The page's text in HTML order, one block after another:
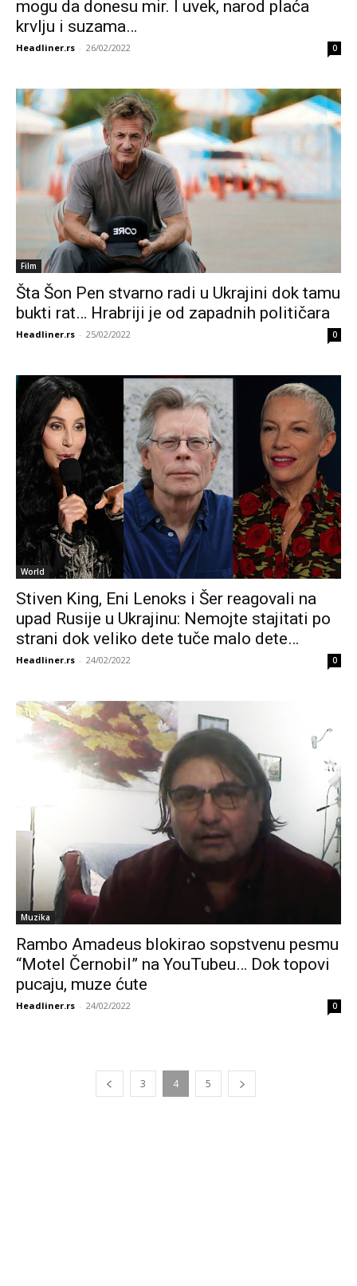
mogu da donesu mir. I uvek, narod plaća
krvlju i suzama…
Headliner.rs - 26/02/2022 0
Film
Šta Šon Pen stvarno radi u Ukrajini dok tamu
bukti rat… Hrabriji je od zapadnih političara
Headliner.rs - 25/02/2022 0
World
Stiven King, Eni Lenoks i Šer reagovali na
upad Rusije u Ukrajinu: Nemojte stajitati po
strani dok veliko dete tuče malo dete…
Headliner.rs - 24/02/2022 0
Muzika
Rambo Amadeus blokirao sopstvenu pesmu
“Motel Černobil” na YouTubeu… Dok topovi
pucaju, muze ćute
Headliner.rs - 24/02/2022 0
3 4 5